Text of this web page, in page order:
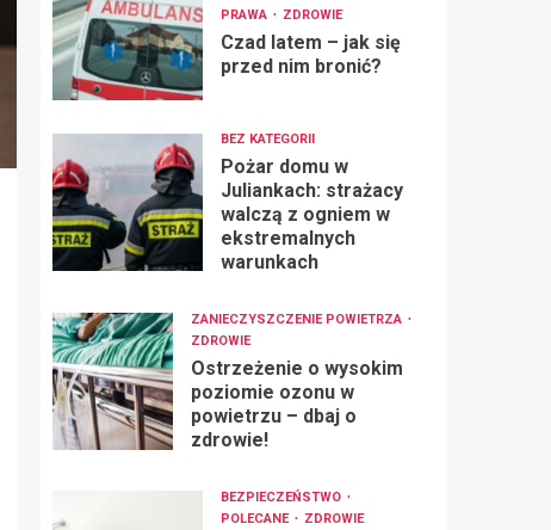
PRAWA
ZDROWIE
Czad latem – jak się
przed nim bronić?
BEZ KATEGORII
Pożar domu w
Juliankach: strażacy
walczą z ogniem w
ekstremalnych
warunkach
ZANIECZYSZCZENIE POWIETRZA
ZDROWIE
Ostrzeżenie o wysokim
poziomie ozonu w
powietrzu – dbaj o
zdrowie!
BEZPIECZEŃSTWO
POLECANE
ZDROWIE